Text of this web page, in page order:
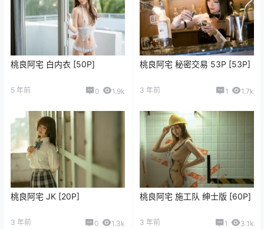
桃良阿宅 白内衣 [50P]
5 年前 0 1.9k
桃良阿宅 秘密交易 53P [53P]
3 年前 1 1.7k
桃良阿宅 JK [20P]
3 年前 0 1.3k
桃良阿宅 施工队 绅士版 [60P]
3 年前 1 3.1k